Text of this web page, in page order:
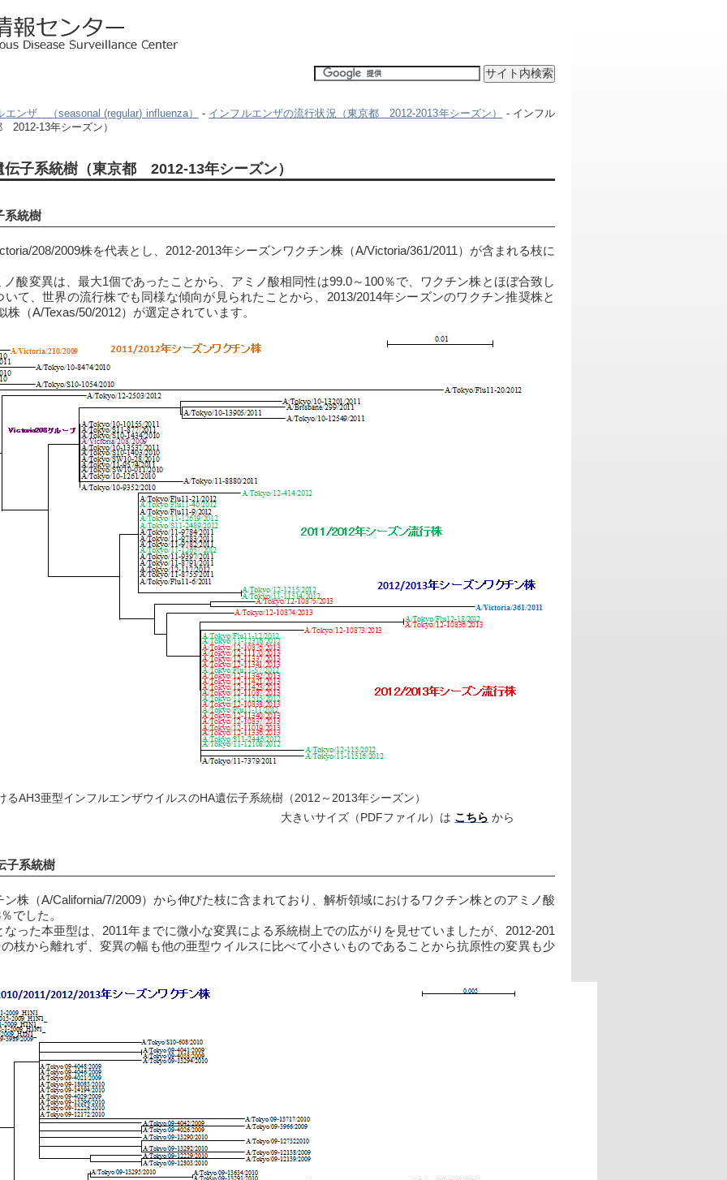
エンザ （seasonal (regular) influenza） - インフルエンザの流行状況（東京都 2012-2013年シーズン）
- インフル
2012-13年シーズン）
子系統樹（東京都 2012-13年シーズン）
系統樹
208/2009株を代表とし、2012-2013年シーズンワクチン株（A/Victoria/361/2011）が含まれる枝に
変異は、最大1個であったことから、アミノ酸相同性は99.0～100％で、ワクチン株とほぼ合致し
て、世界の流行株でも同様な傾向が見られたことから、2013/2014年シーズンのワクチン推奨株と
（A/Texas/50/2012）が選定されています。
るAH3亜型インフルエンザウイルスのHA遺伝子系統樹（2012～2013年シーズン）
大きいサイズ（PDFファイル）は こちら から
子系統樹
（A/California/7/2009）から伸びた枝に含まれており、解析領域におけるワクチン株とのアミノ酸
でした。
った本亜型は、2011年までに微小な変異による系統樹上での広がりを見せていましたが、2012-201
枝から離れず、変異の幅も他の亜型ウイルスに比べて小さいものであることから抗原性の変異も少